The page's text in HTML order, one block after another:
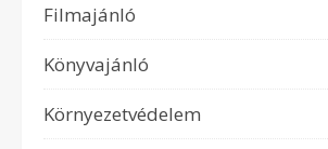
Filmajánló
Könyvajánló
Környezetvédelem